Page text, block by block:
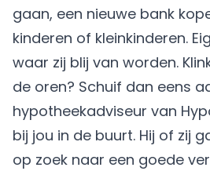
gaan, een nieuwe bank
kinderen of kleinkinderen.
waar zij blij van worden.
de oren? Schuif dan eens
hypotheekadviseur van
bij jou in de buurt. Hij of zij
op zoek naar een goede